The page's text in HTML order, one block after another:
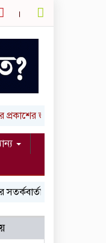
জন্য আপনার
রাষ্ট্রপতি